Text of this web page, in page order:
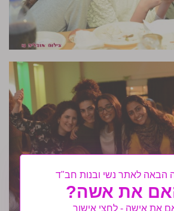
הבאה לאתר נשי ובנות חב"ד
את אשה?
את אישה - לחצי אישור